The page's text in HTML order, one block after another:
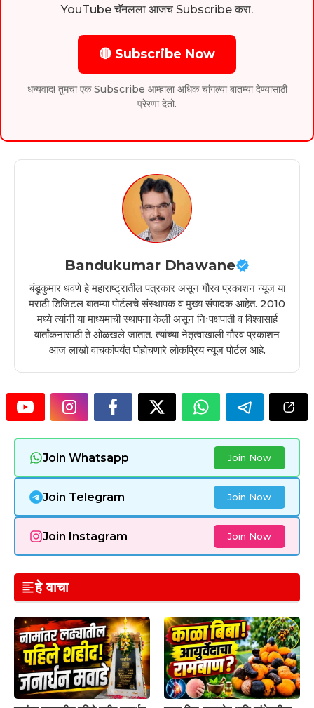
YouTube चॅनलला आजच Subscribe करा.
🔴 Subscribe Now
धन्यवाद! तुमचा एक Subscribe आम्हाला अधिक चांगल्या बातम्या देण्यासाठी
प्रेरणा देतो.
Bandukumar Dhawane
बंडूकुमार धवणे हे महाराष्ट्रातील पत्रकार असून गौरव प्रकाशन न्यूज या
मराठी डिजिटल बातम्या पोर्टलचे संस्थापक व मुख्य संपादक आहेत. 2010
मध्ये त्यांनी या माध्यमाची स्थापना केली असून निःपक्षपाती व विश्वासार्ह
वार्तांकनासाठी ते ओळखले जातात. त्यांच्या नेतृत्वाखाली गौरव प्रकाशन
आज लाखो वाचकांपर्यंत पोहोचणारे लोकप्रिय न्यूज पोर्टल आहे.
Join Whatsapp Join Now
Join Telegram Join Now
Join Instagram Join Now
हे वाचा